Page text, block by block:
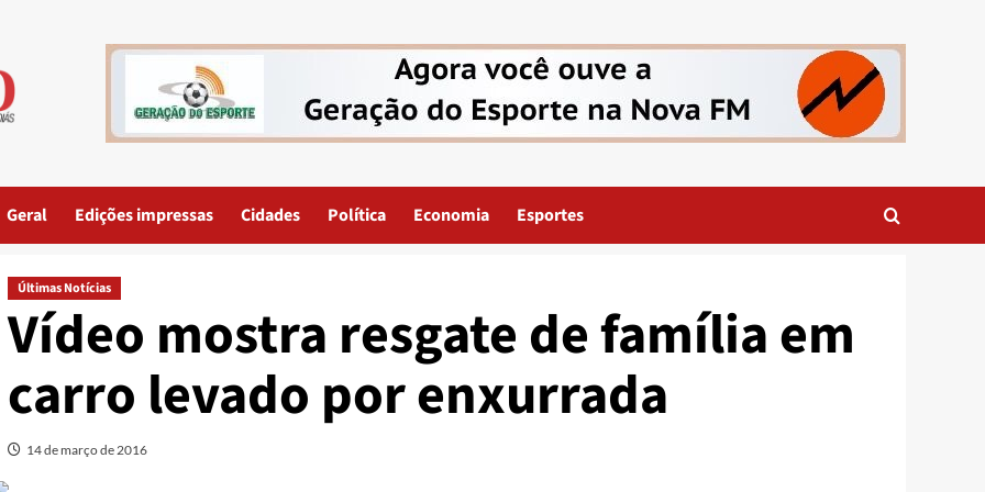
Geral Edições impressas Cidades Política Economia Esportes
Últimas Notícias
Vídeo mostra resgate de família em
carro levado por enxurrada
14 de março de 2016